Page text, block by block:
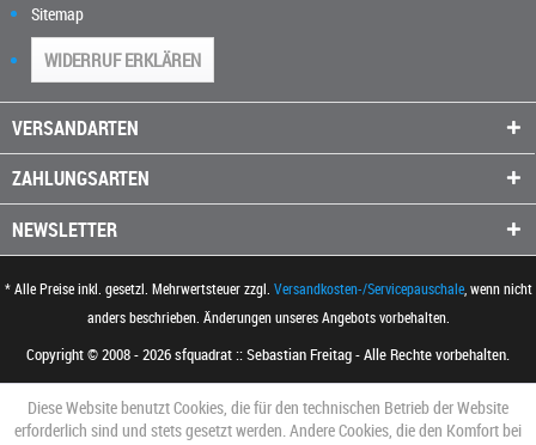
Sitemap
WIDERRUF ERKLÄREN
VERSANDARTEN
ZAHLUNGSARTEN
NEWSLETTER
* Alle Preise inkl. gesetzl. Mehrwertsteuer zzgl. Versandkosten-/Servicepauschale, wenn nicht
anders beschrieben. Änderungen unseres Angebots vorbehalten.
Copyright © 2008 - 2026 sfquadrat :: Sebastian Freitag - Alle Rechte vorbehalten.
Diese Website benutzt Cookies, die für den technischen Betrieb der Website
erforderlich sind und stets gesetzt werden. Andere Cookies, die den Komfort bei